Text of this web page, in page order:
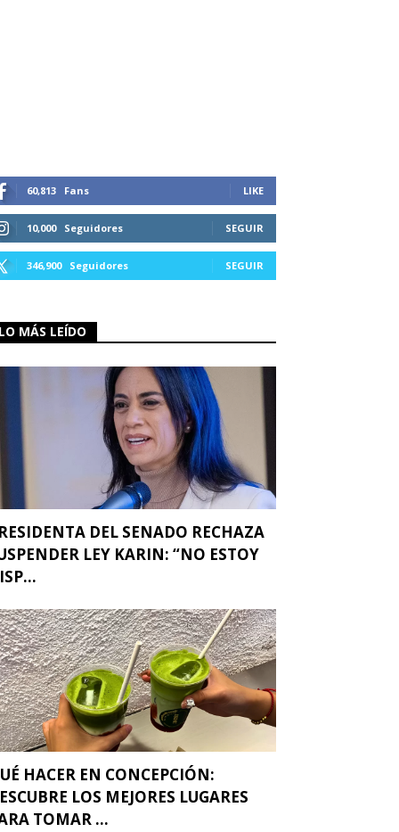
60,813 Fans LIKE
10,000 Seguidores SEGUIR
346,900 Seguidores SEGUIR
MÁS LEÍDO
DEL SENADO RECHAZA
LEY KARIN: “NO ESTOY
HACER EN CONCEPCIÓN:
LOS MEJORES LUGARES
TOMAR ...